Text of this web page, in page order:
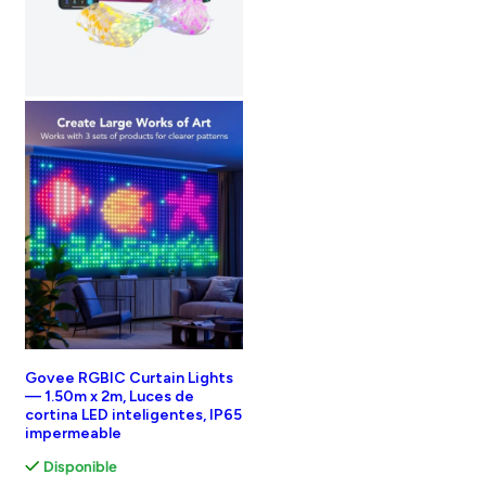
Govee RGBIC Curtain Lights
— 1.50m x 2m, Luces de
cortina LED inteligentes, IP65
impermeable
Disponible